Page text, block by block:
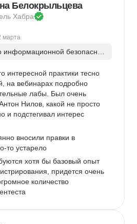
Белокрыльцева
Хабра
марта
информационной безопаснос
интересной практики тесно
на вебинарах подробно
лабы. Был очень
Нилов, какой не просто
и подстегивал интерес
вносили правки в
то устарело
хотя бы базовый опыт
придется очень
количество